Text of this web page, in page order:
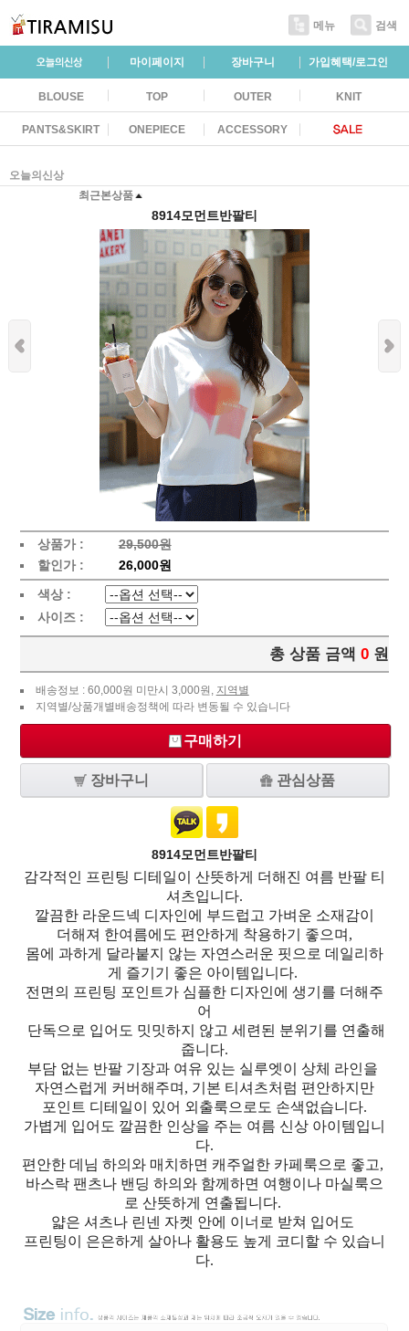
메뉴 검색
마이페이지 장바구니 가입혜택/로그인
BLOUSE TOP OUTER KNIT
PANTS&SKIRT ONEPIECE ACCESSORY
오늘의신상
최근본상품
8914모먼트반팔티
상품가 :
29,500원
할인가 :
26,000원
색상 :
사이즈 :
총 상품 금액 0 원
배송정보 : 60,000원 미만시 3,000원, 지역별
지역별/상품개별배송정책에 따라 변동될 수 있습니다
구매하기
장바구니 관심상품
8914모먼트반팔티
감각적인 프린팅 디테일이 산뜻하게 더해진 여름 반팔 티
셔츠입니다.
깔끔한 라운드넥 디자인에 부드럽고 가벼운 소재감이
더해져 한여름에도 편안하게 착용하기 좋으며,
몸에 과하게 달라붙지 않는 자연스러운 핏으로 데일리하
게 즐기기 좋은 아이템입니다.
전면의 프린팅 포인트가 심플한 디자인에 생기를 더해주
어
단독으로 입어도 밋밋하지 않고 세련된 분위기를 연출해
줍니다.
부담 없는 반팔 기장과 여유 있는 실루엣이 상체 라인을
자연스럽게 커버해주며, 기본 티셔츠처럼 편안하지만
포인트 디테일이 있어 외출룩으로도 손색없습니다.
가볍게 입어도 깔끔한 인상을 주는 여름 신상 아이템입니
다.
편안한 데님 하의와 매치하면 캐주얼한 카페룩으로 좋고,
바스락 팬츠나 밴딩 하의와 함께하면 여행이나 마실룩으
로 산뜻하게 연출됩니다.
얇은 셔츠나 린넨 자켓 안에 이너로 받쳐 입어도
프린팅이 은은하게 살아나 활용도 높게 코디할 수 있습니
다.